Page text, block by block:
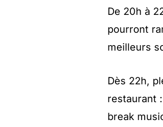
De 20h à
pourront
meilleurs
Dès 22h,
restaurant :
break